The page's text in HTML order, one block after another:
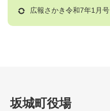
広報さかき令和7年1月号
坂城町役場